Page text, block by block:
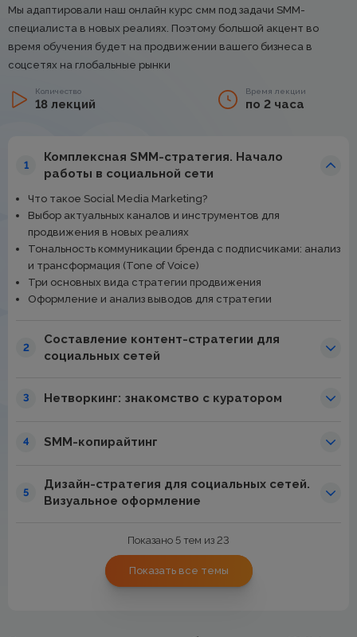
Мы адаптировали наш онлайн курс смм под задачи SMM-
специалиста в новых реалиях. Поэтому большой акцент во
время обучения будет на продвижении вашего бизнеса в
соцсетях на глобальные рынки
Количество
18 лекций
Время лекции
по 2 часа
1
Комплексная SMM-стратегия. Начало
работы в социальной сети
Что такое Social Media Marketing?
Выбор актуальных каналов и инструментов для
продвижения в новых реалиях
Тональность коммуникации бренда с подписчиками: анализ
и трансформация (Tone of Voice)
Три основных вида стратегии продвижения
Оформление и анализ выводов для стратегии
2
Составление контент-стратегии для
социальных сетей
3 Нетворкинг: знакомство с куратором
4 SMM-копирайтинг
5
Дизайн-стратегия для социальных сетей.
Визуальное оформление
Показано 5 тем из 23
Показать все темы